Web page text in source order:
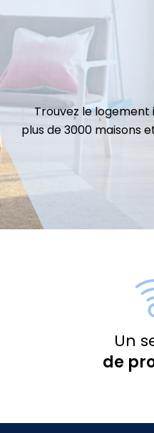
Trouvez le
plus de 3000 maisons
Un
de